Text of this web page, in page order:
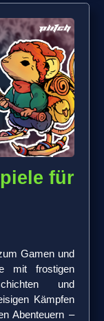
für
Gamen und
mit frostigen
und
Kämpfen
Abenteuern –